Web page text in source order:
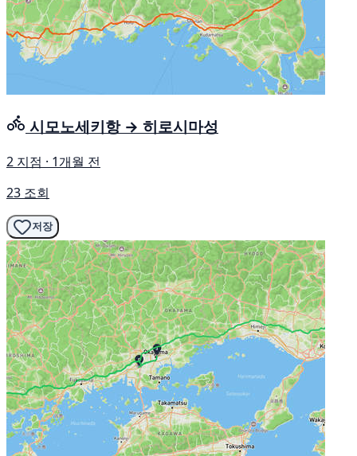
시모노세키항 → 히로시마성
2 지점 · 1개월 전
23 조회
저장